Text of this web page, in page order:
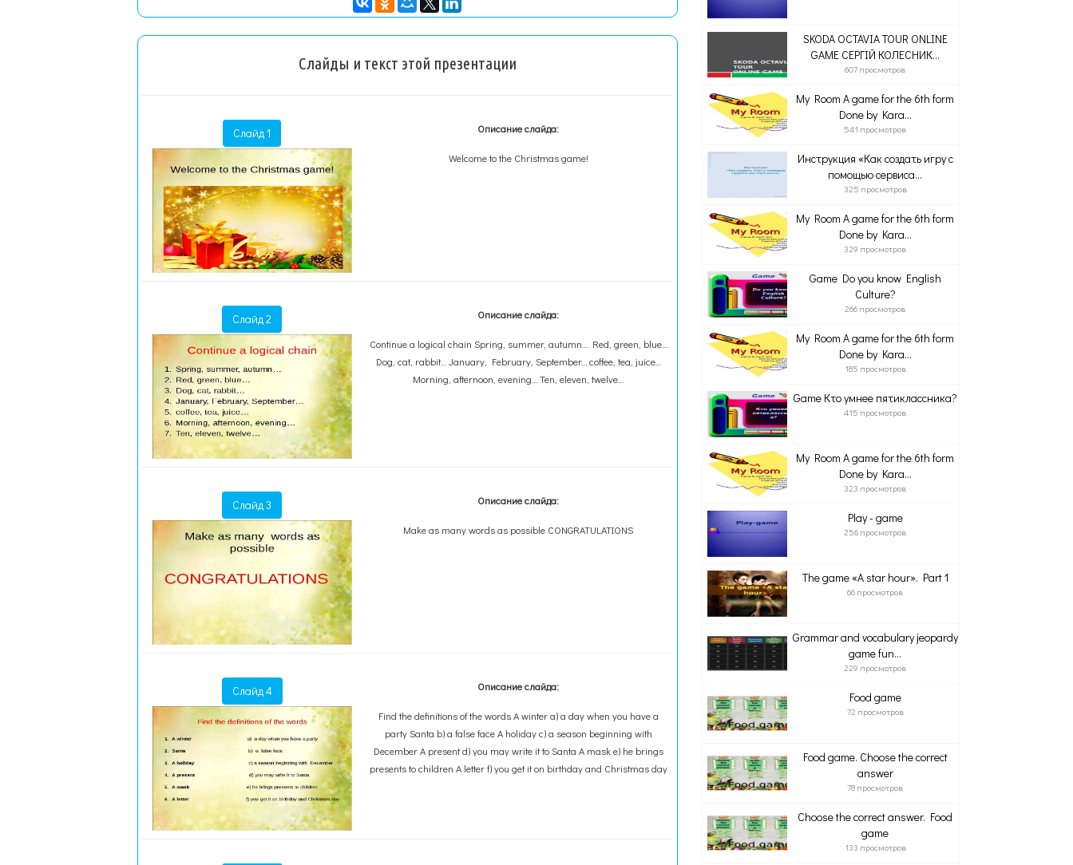
Слайды и текст этой презентации
Слайд 1 Описание слайда:
Welcome to the Christmas game!
Слайд 2 Описание слайда:
Continue a logical chain Spring, summer, autumn… Red, green, blue…
Dog, cat, rabbit… January, February, September… coffee, tea, juice…
Morning, afternoon, evening… Ten, eleven, twelve…
Слайд 3 Описание слайда:
Make as many words as possible CONGRATULATIONS
Слайд 4 Описание слайда:
Find the definitions of the words A winter a) a day when you have a
party Santa b) a false face A holiday c) a season beginning with
December A present d) you may write it to Santa A mask e) he brings
presents to children A letter f) you get it on birthday and Christmas day
SKODA OCTAVIA TOUR ONLINE
GAME СЕРГІЙ КОЛЕСНИК...
607 просмотров
My Room A game for the 6th form
Done by Kara...
541 просмотров
Инструкция «Как создать игру с
помощью сервиса...
325 просмотров
My Room A game for the 6th form
Done by Kara...
329 просмотров
Game Do you know English
Culture?
266 просмотров
My Room A game for the 6th form
Done by Kara...
185 просмотров
Game Кто умнее пятиклассника?
415 просмотров
My Room A game for the 6th form
Done by Kara...
323 просмотров
Play - game
256 просмотров
The game «A star hour». Part 1
66 просмотров
Grammar and vocabulary jeopardy
game fun...
229 просмотров
Food game
72 просмотров
Food game. Choose the correct
answer
78 просмотров
Choose the correct answer. Food
game
133 просмотров